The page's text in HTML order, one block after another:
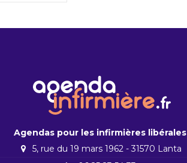
Agendas pour les infirmières libérales
5, rue du 19 mars 1962 - 31570 Lanta